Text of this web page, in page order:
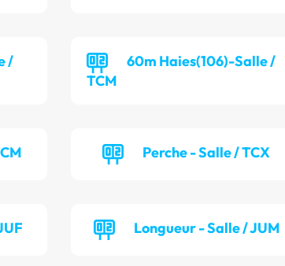
/
60m Haies(106)-Salle /
TCM
Perche - Salle / TCX
Longueur - Salle / JUM